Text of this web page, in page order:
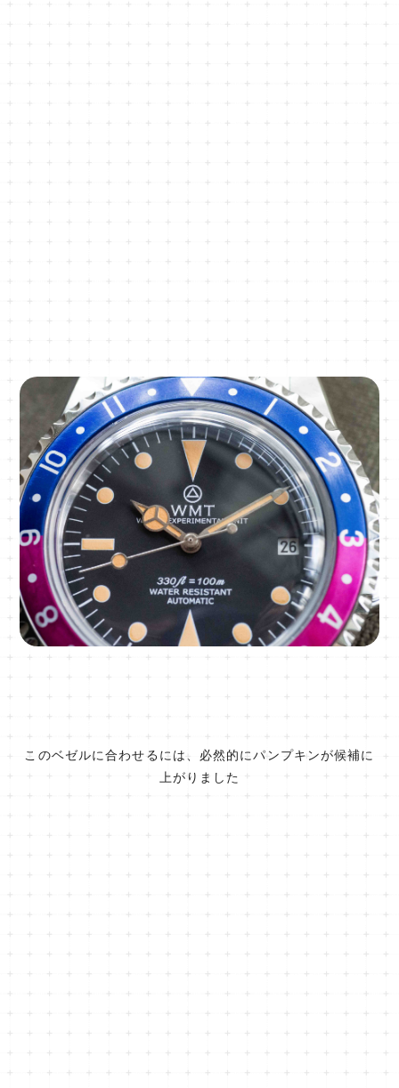
このベゼルに合わせるには、必然的にパンプキンが候補に
上がりました